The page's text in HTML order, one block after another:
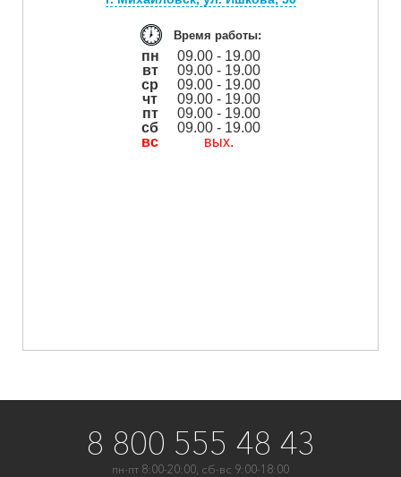
Время работы:
пн
09.00 - 19.00
вт
09.00 - 19.00
ср
09.00 - 19.00
чт
09.00 - 19.00
пт
09.00 - 19.00
сб
09.00 - 19.00
вс
вых.
8 800 555 48 43
пн-пт 8:00-20:00, сб-вс 9:00-18:00